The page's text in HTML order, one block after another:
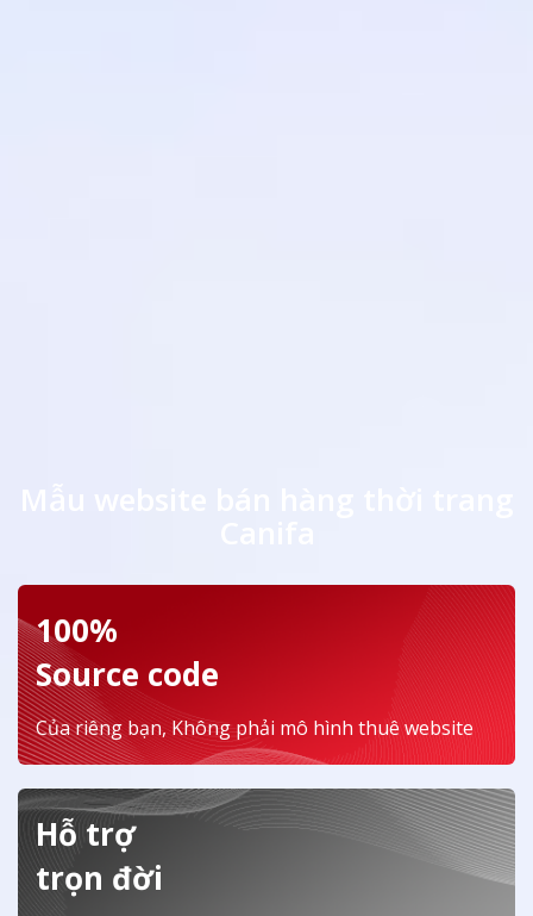
100%
Source code
Của riêng bạn, Không phải mô hình thuê website
Hỗ trợ
trọn đời